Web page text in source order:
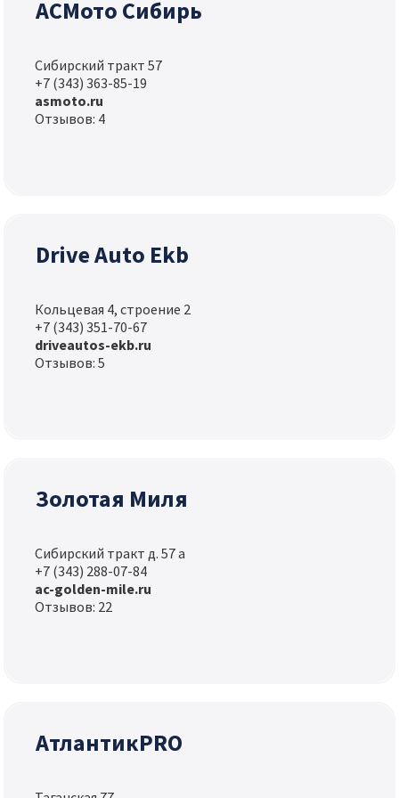
АСМото Сибирь
Сибирский тракт 57
+7 (343) 363-85-19
asmoto.ru
Отзывов: 4
Drive Auto Ekb
Кольцевая 4, строение 2
+7 (343) 351-70-67
driveautos-ekb.ru
Отзывов: 5
Золотая Миля
Сибирский тракт д. 57 а
+7 (343) 288-07-84
ac-golden-mile.ru
Отзывов: 22
АтлантикPRO